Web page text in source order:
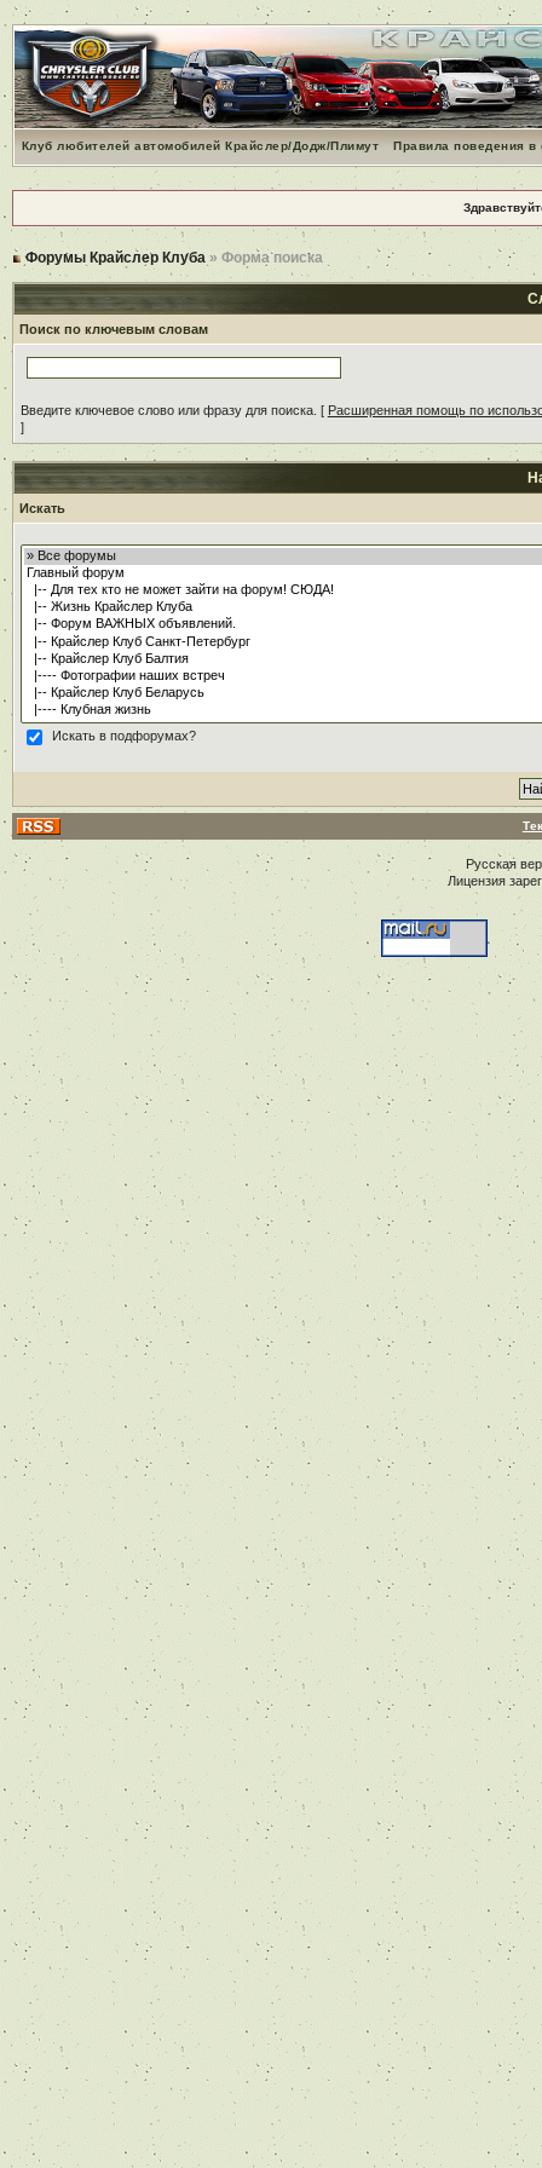
Клуб любителей автомобилей Крайслер/Додж/Плимут Правила поведения
Форумы Крайслер Клуба » Форма поиска
Поиск по ключевым словам
Введите ключевое слово или фразу для поиска. [ Расширенная помощь по
]
Искать
Искать в подфорумах?
Русская
Лицензия